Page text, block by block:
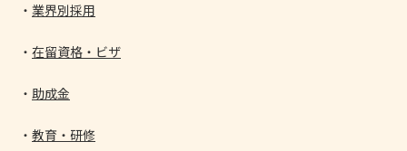
業界別採用
在留資格・ビザ
助成金
教育・研修